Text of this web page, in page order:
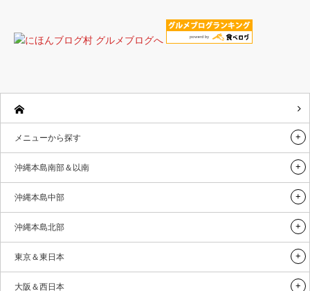
メニューから探す
沖縄本島南部＆以南
沖縄本島中部
沖縄本島北部
東京＆東日本
大阪＆西日本